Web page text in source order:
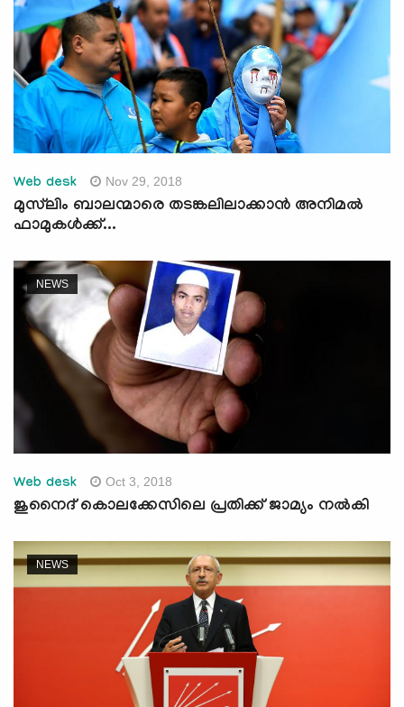
Web desk Nov 29, 2018
മുസ്‌ലിം ബാലന്മാരെ തടങ്കലിലാക്കാന്‍ അനിമല്‍
ഫാമുകള്‍ക്ക്...
NEWS
Web desk Oct 3, 2018
ജുനൈദ് കൊലക്കേസിലെ പ്രതിക്ക് ജാമ്യം നല്‍കി
NEWS